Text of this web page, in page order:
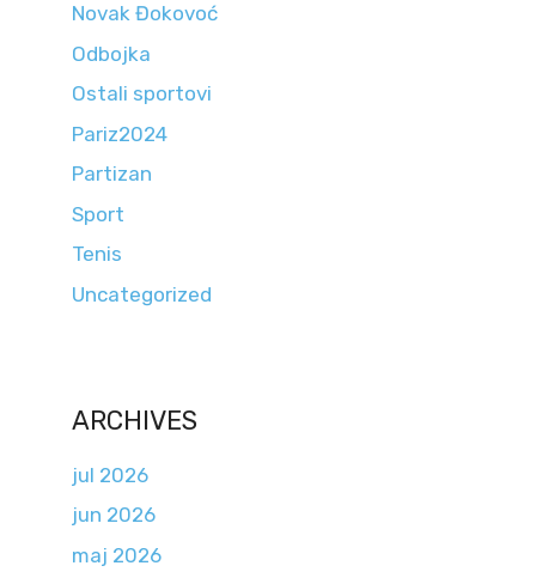
Novak Đokovoć
Odbojka
Ostali sportovi
Pariz2024
Partizan
Sport
Tenis
Uncategorized
ARCHIVES
jul 2026
jun 2026
maj 2026